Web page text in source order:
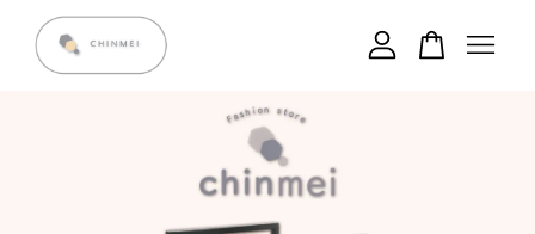
您的購物車目前還是空的。
繼續購物